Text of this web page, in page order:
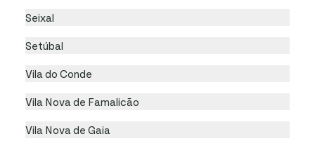
Seixal
Setúbal
Vila do Conde
Vila Nova de Famalicão
Vila Nova de Gaia